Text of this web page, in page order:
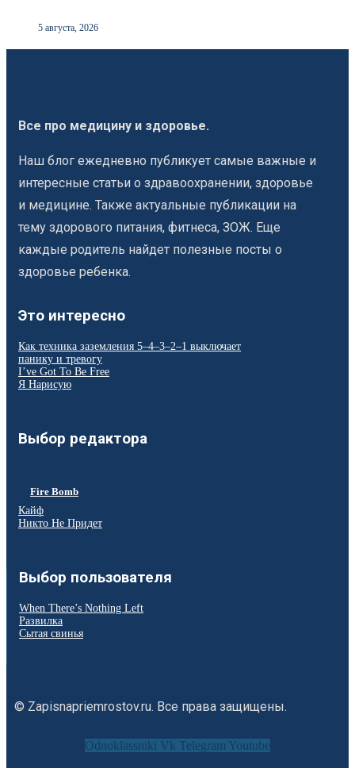
5 августа, 2026
Все про медицину и здоровье.
Наш блог ежедневно публикует самые важные и
интересные статьи о здравоохранении, здоровье
и медицине. Также актуальные публикации на
тему здорового питания, фитнеса, ЗОЖ. Еще
каждые родитель найдет полезные посты о
здоровье ребенка.
Это интересно
Как техника заземления 5–4–3–2–1 выключает
панику и тревогу
I’ve Got To Be Free
Я Нарисую
Выбор редактора
Fire Bomb
Кайф
Никто Не Придет
Выбор пользователя
When There’s Nothing Left
Развилка
Сытая свинья
© Zapisnapriemrostov.ru. Все права защищены.
Odnoklassniki Vk Telegram Youtube